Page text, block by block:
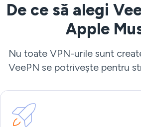
De ce să alegi
Apple
Nu toate VPN-urile sunt
VeePN se potrivește pentru